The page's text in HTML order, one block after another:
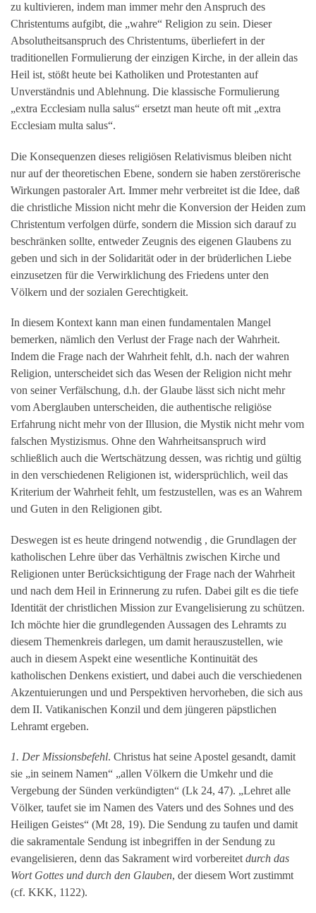
zu kultivieren, indem man immer mehr den Anspruch des
Christentums aufgibt, die „wahre“ Religion zu sein. Dieser
Absolutheitsanspruch des Christentums, überliefert in der
traditionellen Formulierung der einzigen Kirche, in der allein das
Heil ist, stößt heute bei Katholiken und Protestanten auf
Unverständnis und Ablehnung. Die klassische Formulierung
„extra Ecclesiam nulla salus“ ersetzt man heute oft mit „extra
Ecclesiam multa salus“.
Die Konsequenzen dieses religiösen Relativismus bleiben nicht
nur auf der theoretischen Ebene, sondern sie haben zerstörerische
Wirkungen pastoraler Art. Immer mehr verbreitet ist die Idee, daß
die christliche Mission nicht mehr die Konversion der Heiden zum
Christentum verfolgen dürfe, sondern die Mission sich darauf zu
beschränken sollte, entweder Zeugnis des eigenen Glaubens zu
geben und sich in der Solidarität oder in der brüderlichen Liebe
einzusetzen für die Verwirklichung des Friedens unter den
Völkern und der sozialen Gerechtigkeit.
In diesem Kontext kann man einen fundamentalen Mangel
bemerken, nämlich den Verlust der Frage nach der Wahrheit.
Indem die Frage nach der Wahrheit fehlt, d.h. nach der wahren
Religion, unterscheidet sich das Wesen der Religion nicht mehr
von seiner Verfälschung, d.h. der Glaube lässt sich nicht mehr
vom Aberglauben unterscheiden, die authentische religiöse
Erfahrung nicht mehr von der Illusion, die Mystik nicht mehr vom
falschen Mystizismus. Ohne den Wahrheitsanspruch wird
schließlich auch die Wertschätzung dessen, was richtig und gültig
in den verschiedenen Religionen ist, widersprüchlich, weil das
Kriterium der Wahrheit fehlt, um festzustellen, was es an Wahrem
und Guten in den Religionen gibt.
Deswegen ist es heute dringend notwendig , die Grundlagen der
katholischen Lehre über das Verhältnis zwischen Kirche und
Religionen unter Berücksichtigung der Frage nach der Wahrheit
und nach dem Heil in Erinnerung zu rufen. Dabei gilt es die tiefe
Identität der christlichen Mission zur Evangelisierung zu schützen.
Ich möchte hier die grundlegenden Aussagen des Lehramts zu
diesem Themenkreis darlegen, um damit herauszustellen, wie
auch in diesem Aspekt eine wesentliche Kontinuität des
katholischen Denkens existiert, und dabei auch die verschiedenen
Akzentuierungen und und Perspektiven hervorheben, die sich aus
dem II. Vatikanischen Konzil und dem jüngeren päpstlichen
Lehramt ergeben.
1. Der Missionsbefehl. Christus hat seine Apostel gesandt, damit
sie „in seinem Namen“ „allen Völkern die Umkehr und die
Vergebung der Sünden verkündigten“ (Lk 24, 47). „Lehret alle
Völker, taufet sie im Namen des Vaters und des Sohnes und des
Heiligen Geistes“ (Mt 28, 19). Die Sendung zu taufen und damit
die sakramentale Sendung ist inbegriffen in der Sendung zu
evangelisieren, denn das Sakrament wird vorbereitet durch das
Wort Gottes und durch den Glauben, der diesem Wort zustimmt
(cf. KKK, 1122).